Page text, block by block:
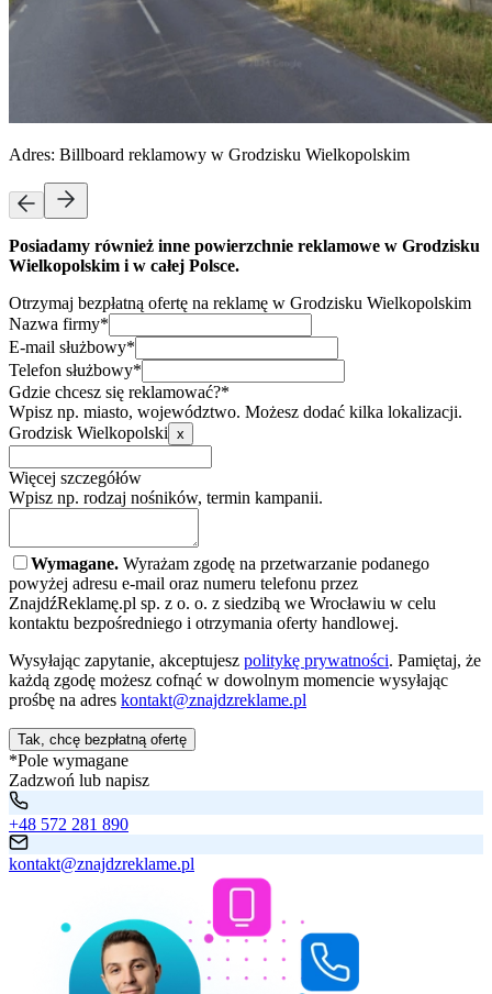
Adres: Billboard reklamowy w Grodzisku Wielkopolskim
Posiadamy również inne powierzchnie reklamowe w Grodzisku
Wielkopolskim i w całej Polsce.
Otrzymaj bezpłatną ofertę na reklamę w Grodzisku Wielkopolskim
Nazwa firmy*
E-mail służbowy*
Telefon służbowy*
Gdzie chcesz się reklamować?*
Wpisz np. miasto, województwo. Możesz dodać kilka lokalizacji.
Grodzisk Wielkopolski x
Więcej szczegółów
Wpisz np. rodzaj nośników, termin kampanii.
Wymagane. Wyrażam zgodę na przetwarzanie podanego
powyżej adresu e-mail oraz numeru telefonu przez
ZnajdźReklamę.pl sp. z o. o. z siedzibą we Wrocławiu w celu
kontaktu bezpośredniego i otrzymania oferty handlowej.
Wysyłając zapytanie, akceptujesz politykę prywatności. Pamiętaj, że
każdą zgodę możesz cofnąć w dowolnym momencie wysyłając
prośbę na adres kontakt@znajdzreklame.pl
Tak, chcę bezpłatną ofertę
*Pole wymagane
Zadzwoń lub napisz
+48 572 281 890
kontakt@znajdzreklame.pl